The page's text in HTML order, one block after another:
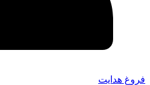
فروغ هدایت